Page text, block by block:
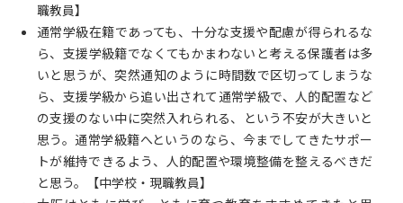
職教員】
通常学級在籍であっても、十分な支援や配慮が得られるな
ら、支援学級籍でなくてもかまわないと考える保護者は多
いと思うが、突然通知のように時間数で区切ってしまうな
ら、支援学級から追い出されて通常学級で、人的配置など
の支援のない中に突然入れられる、という不安が大きいと
思う。通常学級籍へというのなら、今までしてきたサポー
トが維持できるよう、人的配置や環境整備を整えるべきだ
と思う。【中学校・現職教員】